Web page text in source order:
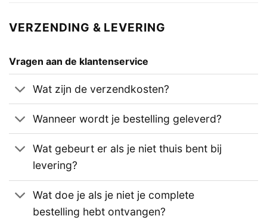
VERZENDING & LEVERING
Vragen aan de klantenservice
Wat zijn de verzendkosten?
Wanneer wordt je bestelling geleverd?
Wat gebeurt er als je niet thuis bent bij
levering?
Wat doe je als je niet je complete
bestelling hebt ontvangen?